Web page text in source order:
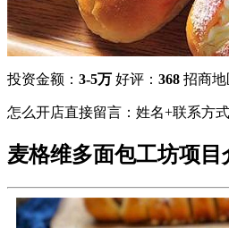
投资金额： 3-5万 好评： 368 招商地
怎么开店直接留言：姓名+联系方
麦格维多面包工坊项目